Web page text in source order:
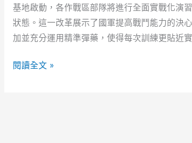
基地啟動，各作戰區部隊將進行全面實戰化演
狀態。這一改革展示了國軍提高戰鬥能力的決
加並充分運用精準彈藥，使得每次訓練更貼近實
國
閱讀全文 »